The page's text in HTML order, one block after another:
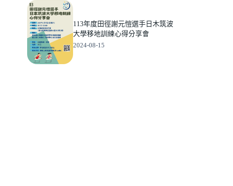
113年度田徑謝元愷選手日木筑波
大學移地訓練心得分享會
2024-08-15